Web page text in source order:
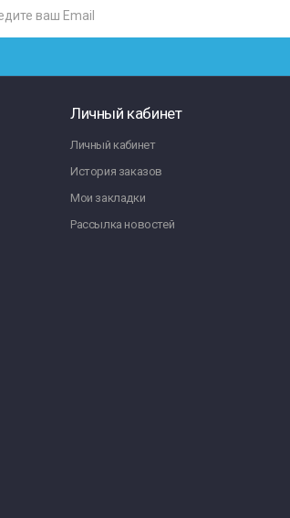
Личный кабинет
Личный кабинет
История заказов
Мои закладки
Рассылка новостей